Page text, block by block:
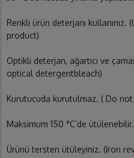
Renkli ürün deterjanı
product)
Optikli deterjan, ağartıcı ve
optical detergentbleach)
Kurutucuda kurutulmaz. ( Do
Maksimum 150 °C’de
Ürünü tersten ütüleyiniz. (Iron